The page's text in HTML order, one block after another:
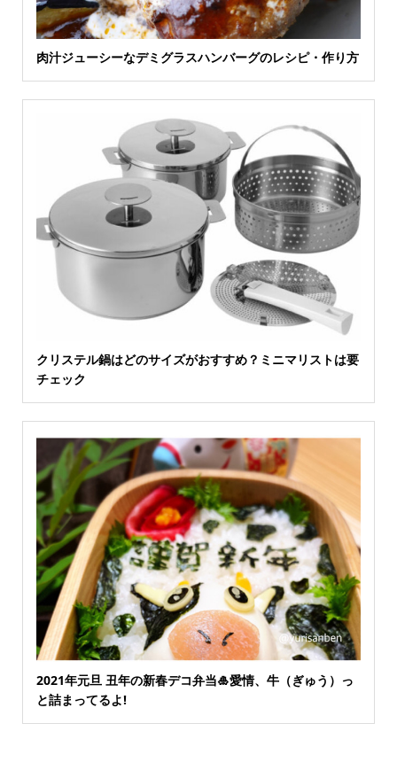
肉汁ジューシーなデミグラスハンバーグのレシピ・作り方
クリステル鍋はどのサイズがおすすめ？ミニマリストは要
チェック
2021年元旦 丑年の新春デコ弁当🎍愛情、牛（ぎゅう）っ
と詰まってるよ!